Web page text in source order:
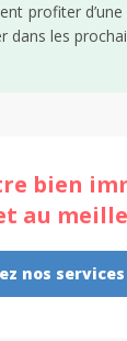
profiter
dans les
bien
au
nos services